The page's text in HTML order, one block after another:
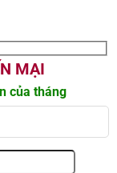
MẠI
của tháng